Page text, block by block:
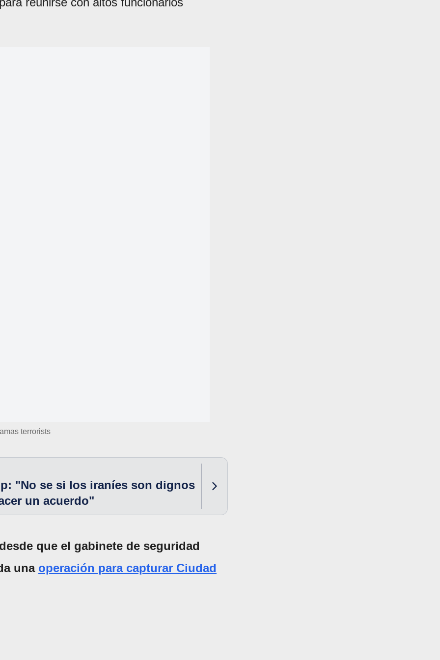
terrorists
"No se si los iraníes son dignos
un acuerdo"
que el gabinete de seguridad
una operación para capturar Ciudad